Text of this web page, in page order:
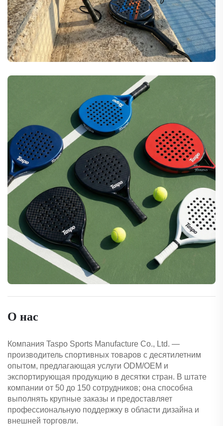
О нас
Компания Taspo Sports Manufacture Co., Ltd. —
производитель спортивных товаров с десятилетним
опытом, предлагающая услуги ODM/OEM и
экспортирующая продукцию в десятки стран. В штате
компании от 50 до 150 сотрудников; она способна
выполнять крупные заказы и предоставляет
профессиональную поддержку в области дизайна и
внешней торговли.